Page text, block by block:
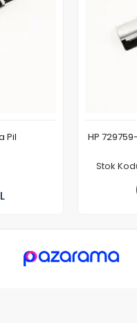
Pil
HP
Stok